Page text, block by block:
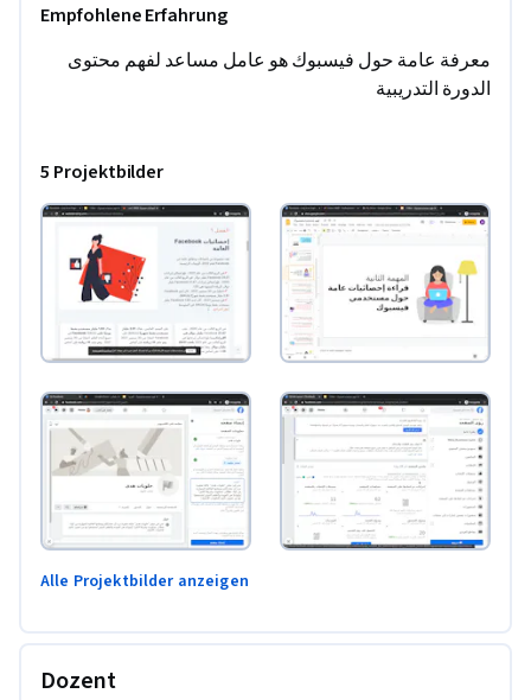
Empfohlene Erfahrung
الدورة التدريبية
5 Projektbilder
Alle Projektbilder anzeigen
Dozent